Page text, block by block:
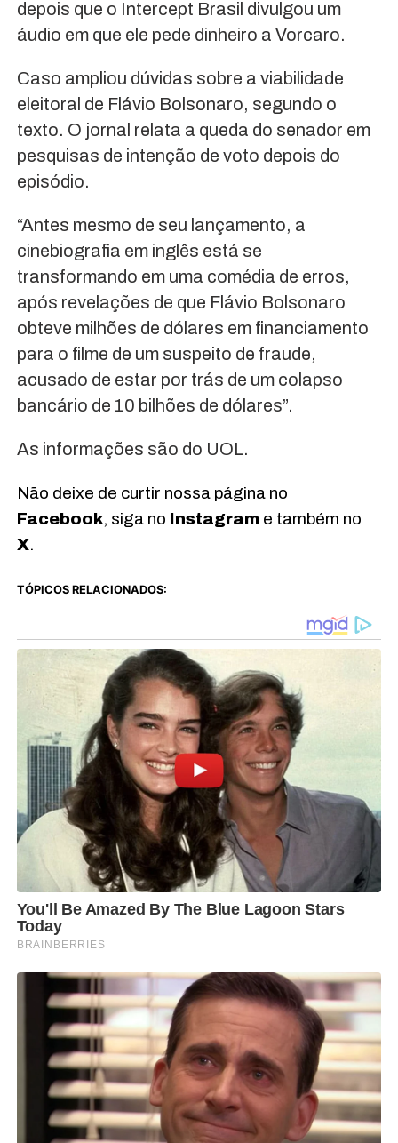
depois que o Intercept Brasil divulgou um
áudio em que ele pede dinheiro a Vorcaro.
Caso ampliou dúvidas sobre a viabilidade
eleitoral de Flávio Bolsonaro, segundo o
texto. O jornal relata a queda do senador em
pesquisas de intenção de voto depois do
episódio.
“Antes mesmo de seu lançamento, a
cinebiografia em inglês está se
transformando em uma comédia de erros,
após revelações de que Flávio Bolsonaro
obteve milhões de dólares em financiamento
para o filme de um suspeito de fraude,
acusado de estar por trás de um colapso
bancário de 10 bilhões de dólares”.
As informações são do UOL.
Não deixe de curtir nossa página no
Facebook, siga no Instagrame também no
X.
TÓPICOS RELACIONADOS: